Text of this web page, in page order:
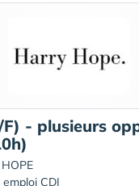
- plusieurs
CDI